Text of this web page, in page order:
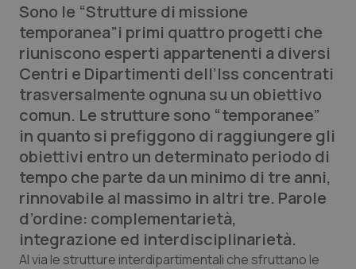
QS Pro
Professionisti Sanitari.AI
Abruzzo
Basilicata
Calabria
Campania
QS Pro Gold
Artrite & artrosi
Asma & BPCO
Car-T
QS Club Newsletter
Sono le “Strutture di missione
temporanea”i primi quattro progetti che
riuniscono esperti appartenenti a diversi
Centri e Dipartimenti dell’Iss concentrati
trasversalmente ognuna su un obiettivo
comun. Le strutture sono “temporanee”
in quanto si prefiggono di raggiungere gli
obiettivi entro un determinato periodo di
tempo che parte da un minimo di tre anni,
rinnovabile al massimo in altri tre. Parole
d’ordine: complementarietà,
integrazione ed interdisciplinarietà.
Al via le strutture interdipartimentali che sfruttano le